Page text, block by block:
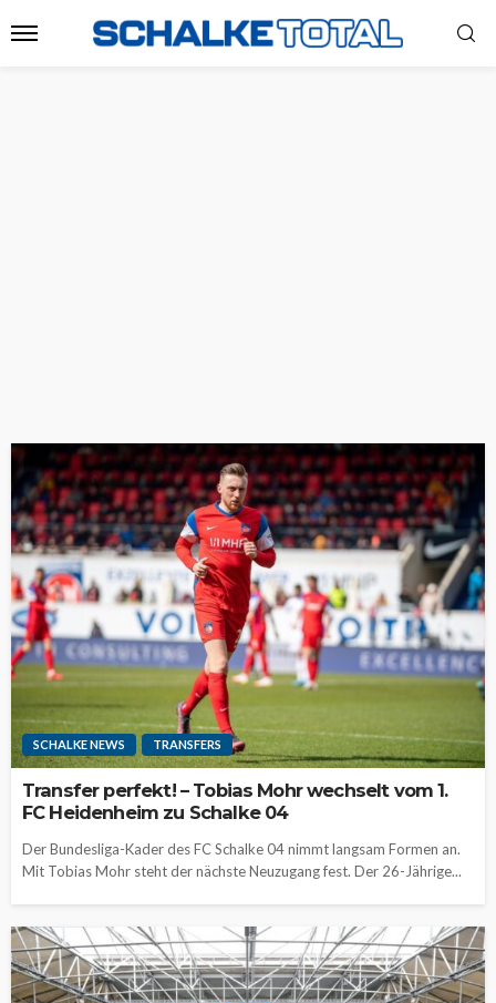
SCHALKE NEWS TRANSFERS
Transfer perfekt! – Tobias Mohr wechselt vom 1.
FC Heidenheim zu Schalke 04
Der Bundesliga-Kader des FC Schalke 04 nimmt langsam Formen an.
Mit Tobias Mohr steht der nächste Neuzugang fest. Der 26-Jährige...